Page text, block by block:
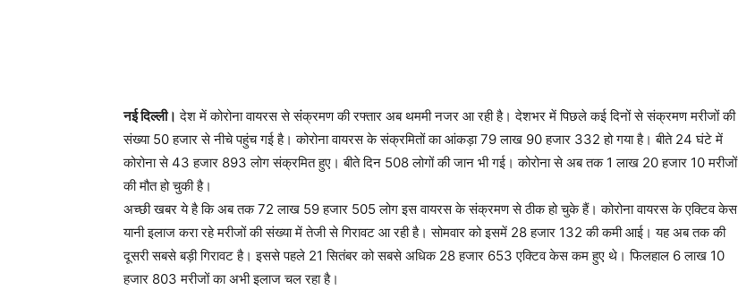
नई दिल्ली। देश में कोरोना वायरस से संंक्रमण की रफ्तार अब थममी नजर आ रही है। देशभर में पिछले कई दिनों से संक्रमण मरीजों की
संख्या 50 हजार से नीचे पहुंच गई है। कोरोना वायरस के संक्रमितों का आंकड़ा 79 लाख 90 हजार 332 हो गया है। बीते 24 घंटे में
कोरोना से 43 हजार 893 लोग संक्रमित हुए। बीते दिन 508 लोगों की जान भी गई। कोरोना से अब तक 1 लाख 20 हजार 10 मरीजों
की मौत हो चुकी है।
अच्छी खबर ये है कि अब तक 72 लाख 59 हजार 505 लोग इस वायरस के संक्रमण से ठीक हो चुके हैं। कोरोना वायरस के एक्टिव केस
यानी इलाज करा रहे मरीजों की संख्या में तेजी से गिरावट आ रही है। सोमवार को इसमें 28 हजार 132 की कमी आई। यह अब तक की
दूसरी सबसे बड़ी गिरावट है। इससे पहले 21 सितंबर को सबसे अधिक 28 हजार 653 एक्टिव केस कम हुए थे। फिलहाल 6 लाख 10
हजार 803 मरीजों का अभी इलाज चल रहा है।